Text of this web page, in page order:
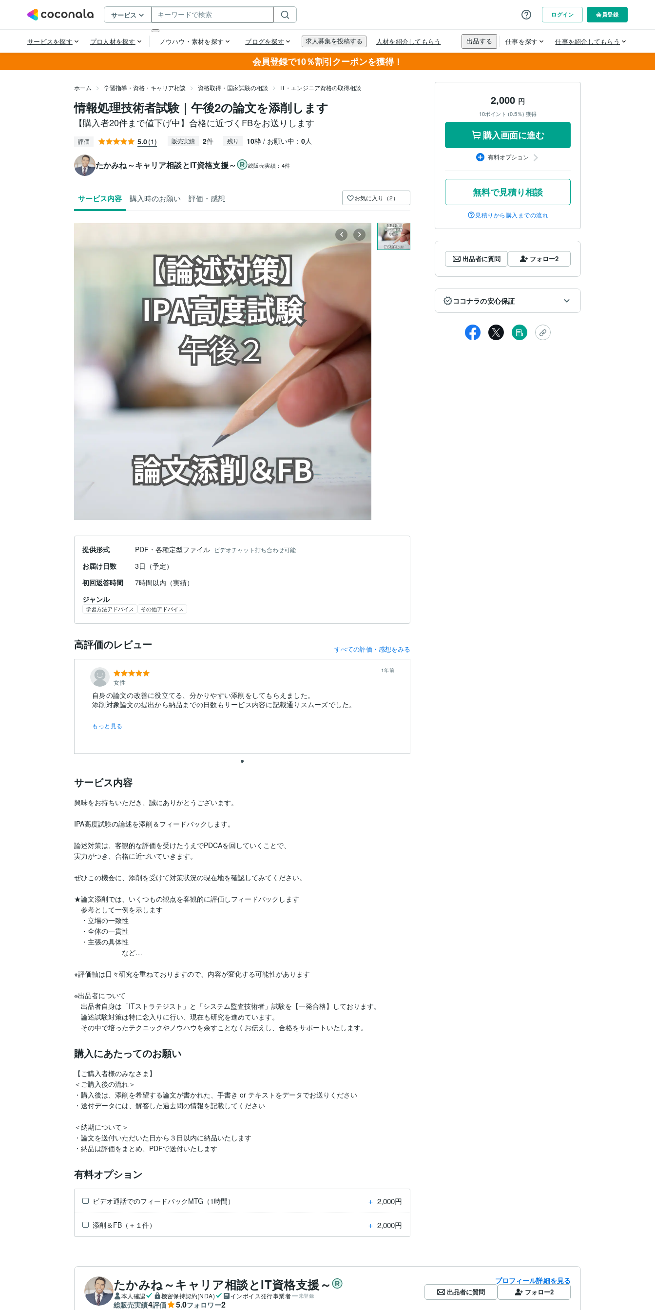
会員登録で10％割引クーポンを獲得！
ホーム 学習指導・資格・キャリア相談 資格取得・国家試験の相談 IT・エンジニア資格の取得相談
情報処理技術者試験｜午後2の論文を添削します
【購入者20件まで値下げ中】合格に近づくFBをお送りします
評価 5.0(1) 販売実績 2件 残り 10枠 / お願い中： 0人
たかみね～キャリア相談とIT資格支援～ 総販売実績： 4件
サービス内容 購入時のお願い 評価・感想 お気に入り（2）
提供形式 PDF・各種定型ファイル ビデオチャット打ち合わせ可能
お届け日数
3日（予定）
初回返答時間
7時間以内（実績）
ジャンル
学習方法アドバイス その他アドバイス
高評価のレビュー すべての評価・感想をみる
女性
1年前
自身の論文の改善に役立てる、分かりやすい添削をしてもらえました。
もっと見る
サービス内容
興味をお持ちいただき、誠にありがとうございます。
IPA高度試験の論述を添削＆フィードバックします。
論述対策は、客観的な評価を受けたうえでPDCAを回していくことで、
実力がつき、合格に近づいていきます。
ぜひこの機会に、添削を受けて対策状況の現在地を確認してみてください。
★論文添削では、いくつもの観点を客観的に評価しフィードバックします
参考として一例を示します
・立場の一致性
・全体の一貫性
・主張の具体性
など…
※評価軸は日々研究を重ねておりますので、内容が変化する可能性があります
※出品者について
出品者自身は「ITストラテジスト」と「システム監査技術者」試験を【一発合格】しております。
論述試験対策は特に念入りに行い、現在も研究を進めています。
その中で培ったテクニックやノウハウを余すことなくお伝えし、合格をサポートいたします。
購入にあたってのお願い
【ご購入者様のみなさま】
＜ご購入後の流れ＞
・購入後は、添削を希望する論文が書かれた、手書き or テキストをデータでお送りください
・送付データには、解答した過去問の情報を記載してください
＜納期について＞
・論文を送付いただいた日から３日以内に納品いたします
・納品は評価をまとめ、PDFで送付いたします
有料オプション
ビデオ通話でのフィードバックMTG（1時間） ＋ 2,000円
添削＆FB（＋１件） ＋ 2,000円
2,000 円
10ポイント (0.5％) 獲得
購入画面に進む
有料オプション
無料で見積り相談
見積りから購入までの流れ
出品者に質問 フォロー2
ココナラの安心保証
たかみね～キャリア相談とIT資格支援～
本人確認 機密保持契約(NDA) インボイス発行事業者 未登録
総販売実績4評価 5.0フォロワー2
プロフィール詳細を見る
出品者に質問 フォロー2